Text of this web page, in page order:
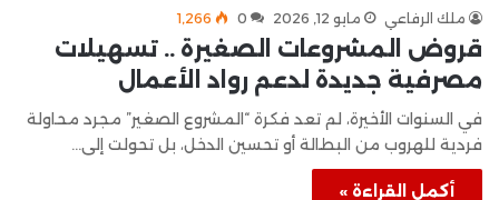
ملك الرفاعي مايو 12, 2026 0 1٬266
قروض المشروعات الصغيرة .. تسهيلات
مصرفية جديدة لدعم رواد الأعمال
في السنوات الأخيرة، لم تعد فكرة “المشروع الصغير” مجرد محاولة
فردية للهروب من البطالة أو تحسين الدخل، بل تحولت إلى…
أكمل القراءة »